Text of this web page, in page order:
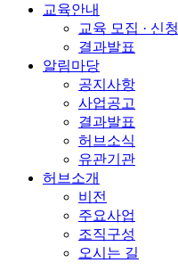
교육안내
교육 모집 · 신청
결과발표
알림마당
공지사항
사업공고
결과발표
허브소식
유관기관
허브소개
비전
주요사업
조직구성
오시는 길